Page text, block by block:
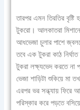
তারপর এমন তিরতির
টুকরো। আলকাতরা
আধভেজা চুলার পাশে
তবে এক টুকরা কাঠ
টুকরা লক্ষ্যভেদ করতে না
ভেজা শাড়িটা শুকিয়ে মা
এরপর ভর সন্ধ্যায় ফিরে
পরিস্কার করে পড়তে